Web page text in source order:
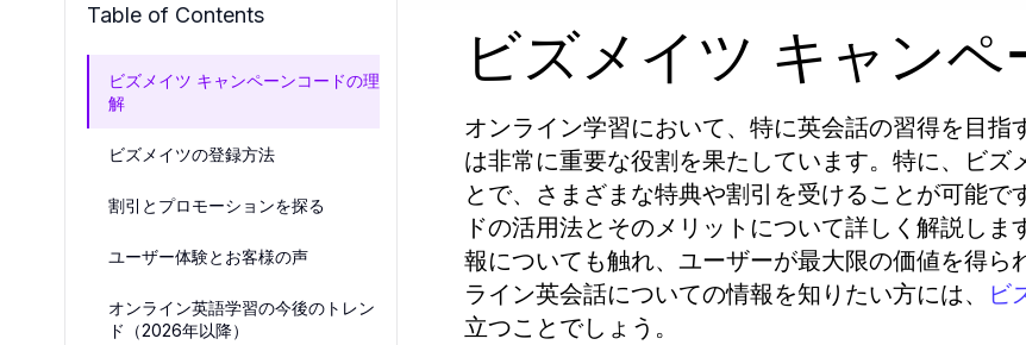
Table of Contents
ビズメイツ キャンペーンコードの理
解
ビズメイツの登録方法
割引とプロモーションを探る
ユーザー体験とお客様の声
オンライン英語学習の今後のトレン
ド（2026年以降）
ビズメイツ キャン
オンライン学習において、特に英会話の習得を目
は非常に重要な役割を果たしています。特に、ビ
とで、さまざまな特典や割引を受けることが可能
ドの活用法とそのメリットについて詳しく解説し
報についても触れ、ユーザーが最大限の価値を得
ライン英会話についての情報を知りたい方には、
ビ
立つことでしょう。